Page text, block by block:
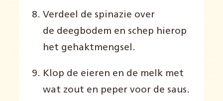
Verdeel de spinazie over
de deegbodem en schep hierop
het gehaktmengsel.
Klop de eieren en de melk met
wat zout en peper voor de saus.